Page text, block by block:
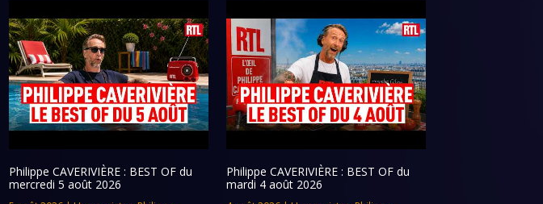
Philippe CAVERIVIÈRE : BEST OF du
mercredi 5 août 2026
Philippe CAVERIVIÈRE : BEST OF du
mardi 4 août 2026